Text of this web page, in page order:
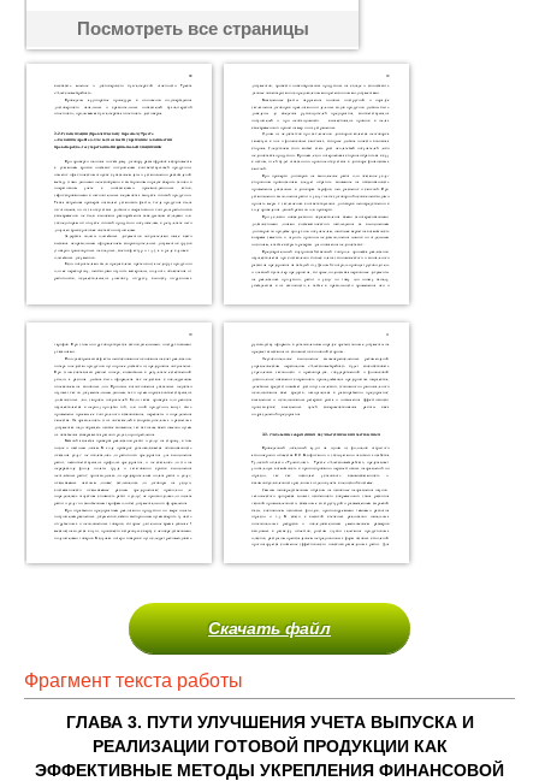
Посмотреть все страницы
Скачать файл
Фрагмент текста работы
ГЛАВА 3. ПУТИ УЛУЧШЕНИЯ УЧЕТА ВЫПУСКА И
РЕАЛИЗАЦИИ ГОТОВОЙ ПРОДУКЦИИ КАК
ЭФФЕКТИВНЫЕ МЕТОДЫ УКРЕПЛЕНИЯ ФИНАНСОВОЙ